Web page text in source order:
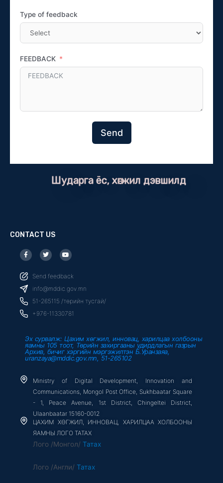
Type of feedback
FEEDBACK
Send
Шударга ёс, хөгжил дэвшилд
CONTACT US
F
a
c
b
o
o
k
f
T
w
i
t
r
Y
o
u
u
e
Send feedback
info@mddic.gov.mn
51-265115 /төрийн тусгай/
+976-11330781
Эх сурвалж: Цахим хөгжил, инновац, харилцаа холбооны
яамны 105 тоот, Төрийн захиргааны удирдлагын газрын
Архив, бичиг хэргийн мэргэжилтэн Б.Уранзаяа,
uranzaya@mddic.gov.mn, 51-265102
Ministry of Digital Development, Innovation and
Communications, Mongol Post Office, Sukhbaatar Square
- 1, Peace Avenue, 1st District, Chingeltei District,
Ulaanbaatar 15160-0012
ЦАХИМ ХӨГЖИЛ, ИННОВАЦ, ХАРИЛЦАА ХОЛБООНЫ
ЯАМНЫ ЛОГО ТАТАХ
Лого /Монгол/ Татах
Лого /Англи/ Татах